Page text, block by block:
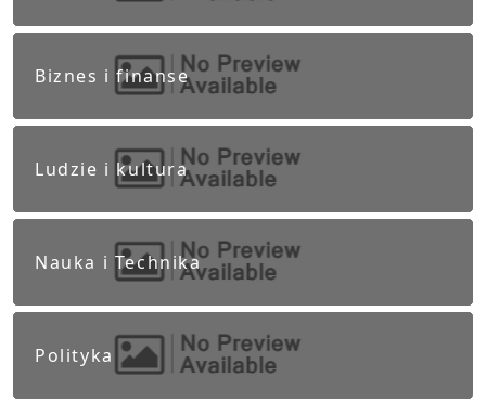
Biznes i finanse
Ludzie i kultura
Nauka i Technika
Polityka